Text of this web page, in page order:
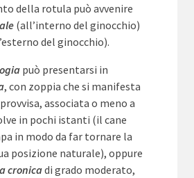
della rotula può avvenire
(all’interno del ginocchio)
del ginocchio).
può presentarsi in
, con zoppia che si manifesta
associata o meno a
in pochi istanti (il cane
in modo da far tornare la
posizione naturale), oppure
cronicadi grado moderato,